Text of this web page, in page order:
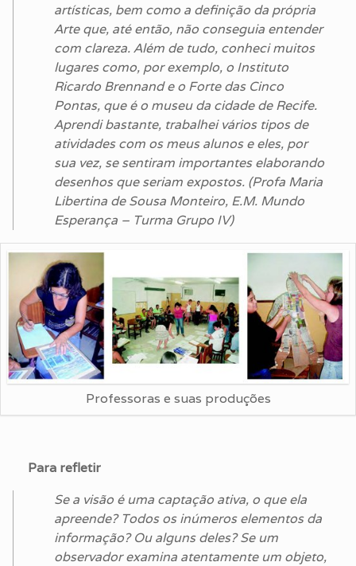
artísticas, bem como a definição da própria
Arte que, até então, não conseguia entender
com clareza. Além de tudo, conheci muitos
lugares como, por exemplo, o Instituto
Ricardo Brennand e o Forte das Cinco
Pontas, que é o museu da cidade de Recife.
Aprendi bastante, trabalhei vários tipos de
atividades com os meus alunos e eles, por
sua vez, se sentiram importantes elaborando
desenhos que seriam expostos. (Profa Maria
Libertina de Sousa Monteiro, E.M. Mundo
Esperança – Turma Grupo IV)
Professoras e suas produções
Para refletir
Se a visão é uma captação ativa, o que ela
apreende? Todos os inúmeros elementos da
informação? Ou alguns deles? Se um
observador examina atentamente um objeto,